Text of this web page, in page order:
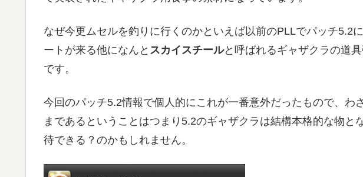
なぜ今更ムセルを釣りに行くのかといえば以前のPLLでパッチ5.2
ートが来る他になんと スカイスチールと呼ばれるギャザクラの道
です。
今回のパッチ5.2情報で個人的にこれが一番意外だったもので、わ
まであるということはつまり5.2のギャザクラは結構本格的な物と
待できる？のかもしれません。